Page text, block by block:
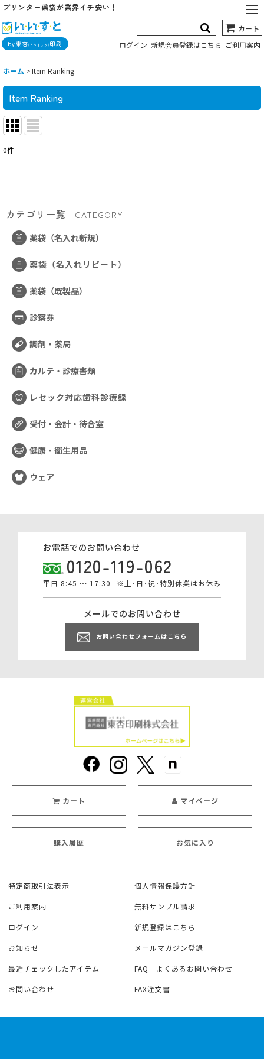
プリンター薬袋が業界イチ安い！
by東杏(とうきょう) 印刷
カート
ログイン 新規会員登録はこちら ご利用案内
ホーム >Item Ranking
Item Ranking
0件
カテゴリ一覧
CATEGORY
薬袋（名入れ新規）
薬袋（名入れリピート）
薬袋（既製品）
診察券
調剤・薬局
カルテ・診療書類
レセック対応歯科診療録
受付・会計・待合室
健康・衛生用品
ウェア
お電話でのお問い合わせ
0120-119-062
平日 8:45 ～ 17:30 ※土･日･祝･特別休業はお休み
メールでのお問い合わせ
お問い合わせフォームはこちら
カート マイページ
購入履歴 お気に入り
特定商取引法表示 個人情報保護方針
ご利用案内 無料サンプル請求
ログイン 新規登録はこちら
お知らせ メールマガジン登録
最近チェックしたアイテム FAQ－よくあるお問い合わせ－
お問い合わせ FAX注文書